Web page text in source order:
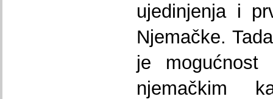
ujedinjenja i
Njemačke.
je mogućnost
njemačkim